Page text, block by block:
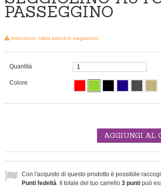
PASSEGGINO
Attenzione: Ultimi articoli in magazzino!
Quantità
Colore
AGGIUNGI AL
Con l'acquisto di questo prodotto è possibile
Punti fedeltà. Il totale del tuo carrello 3 punti può